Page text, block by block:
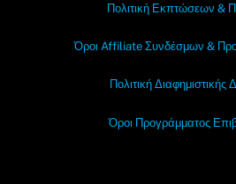
Πολιτική Εκπτώσεων &
Όροι Affiliate Συνδέσμων &
Πολιτική Διαφημιστικής
Όροι Προγράμματος